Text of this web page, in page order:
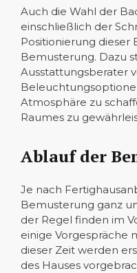
Auch die Wahl der
einschließlich der
Positionierung dieser
Bemusterung. Dazu
Ausstattungsberater
Atmosphäre zu
Raumes zu
Ablauf der
Je nach
Bemusterung ganz
der Regel finden im
einige Vorgespräche
dieser Zeit werden
des Hauses